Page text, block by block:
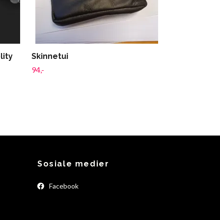
Skinnetui
94,-
Sosiale medier
Facebook